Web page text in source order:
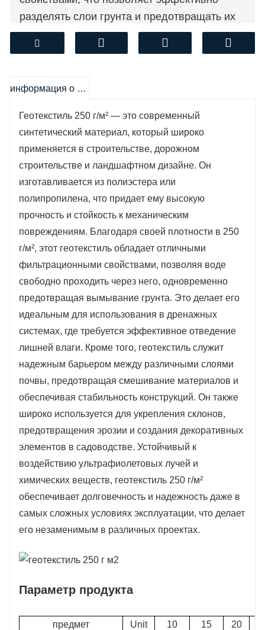
разделять слои грунта и предотвращать их
смешивание. Благодаря своей прочности и
устойчивости к механическим
надежную защиту от разрушений и эрозии.
улучшению дренажа, что особенно важно
при строительстве дорог, фундаментов и
водоемов. Геотекстиль 250 г/м² легко
укладывается, что значительно упрощает
процесс монтажа и сокращает время
выполнения работ. Его можно использовать
в различных условиях, включая
строительство, озеленение и защиту
склонов. С его помощью вы можете
ваших проектов, обеспечивая надежную
информация о продукте
Геотекстиль 250 г/м² — это современный
синтетический материал, который широко
применяется в строительстве, дорожном
строительстве и ландшафтном дизайне. Он
изготавливается из полиэстера или
полипропилена, что придает ему высокую
прочность и стойкость к механическим
повреждениям. Благодаря своей плотности в 250
г/м², этот геотекстиль обладает отличными
фильтрационными свойствами, позволяя воде
свободно проходить через него, одновременно
предотвращая вымывание грунта. Это делает его
идеальным для использования в дренажных
системах, где требуется эффективное отведение
лишней влаги. Кроме того, геотекстиль служит
надежным барьером между различными слоями
почвы, предотвращая смешивание материалов и
обеспечивая стабильность конструкций. Он также
широко используется для укрепления склонов,
предотвращения эрозии и создания декоративных
элементов в садоводстве. Устойчивый к
воздействию ультрафиолетовых лучей и
химических веществ, геотекстиль 250 г/м²
обеспечивает долговечность и надежность даже в
самых сложных условиях эксплуатации, что делает
его незаменимым в различных проектах.
Параметр продукта
предмет Unit 10 15 20